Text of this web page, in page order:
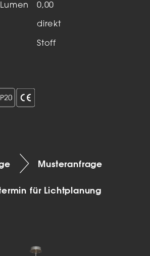
0,00
direkt
Stoff
Musteranfrage
für Lichtplanung